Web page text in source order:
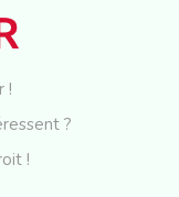
!
?
!